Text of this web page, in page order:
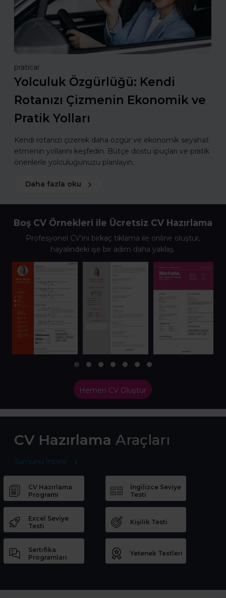
praticar
Yolculuk Özgürlüğü: Kendi
Rotanızı Çizmenin Ekonomik ve
Pratik Yolları
Kendi rotanızı çizerek daha özgür ve ekonomik seyahat
etmenin yollarını keşfedin. Bütçe dostu ipuçları ve pratik
önerilerle yolculuğunuzu planlayın.
Daha fazla oku
Boş CV Örnekleri ile Ücretsiz CV Hazırlama
Profesyonel CV’ini birkaç tıklama ile online oluştur,
hayalindeki işe bir adım daha yaklaş.
Hemen CV Oluştur
CV Hazırlama Araçları
Tümünü İncele
CV Hazırlama
Programı
İngilizce Seviye
Testi
Excel Seviye
Testi
Kişilik Testi
Sertifika
Programları
Yetenek Testleri